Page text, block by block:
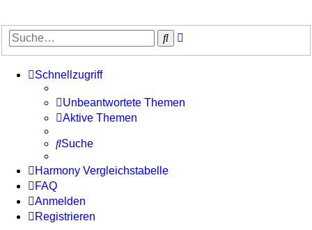
Suche
Schnellzugriff
Unbeantwortete Themen
Aktive Themen
Suche
Harmony Vergleichstabelle
FAQ
Anmelden
Registrieren